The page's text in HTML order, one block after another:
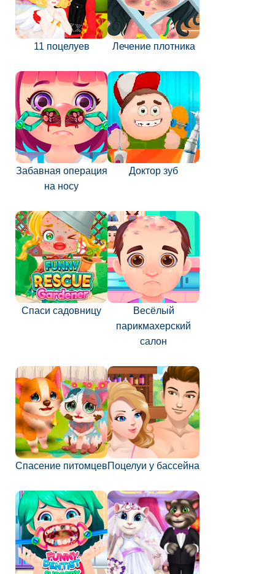
11 поцелуев Лечение плотника
Забавная операция
на носу
Доктор зуб
Спаси садовницу
Весёлый
парикмахерский
салон
Спасение питомцевПоцелуи у бассейна